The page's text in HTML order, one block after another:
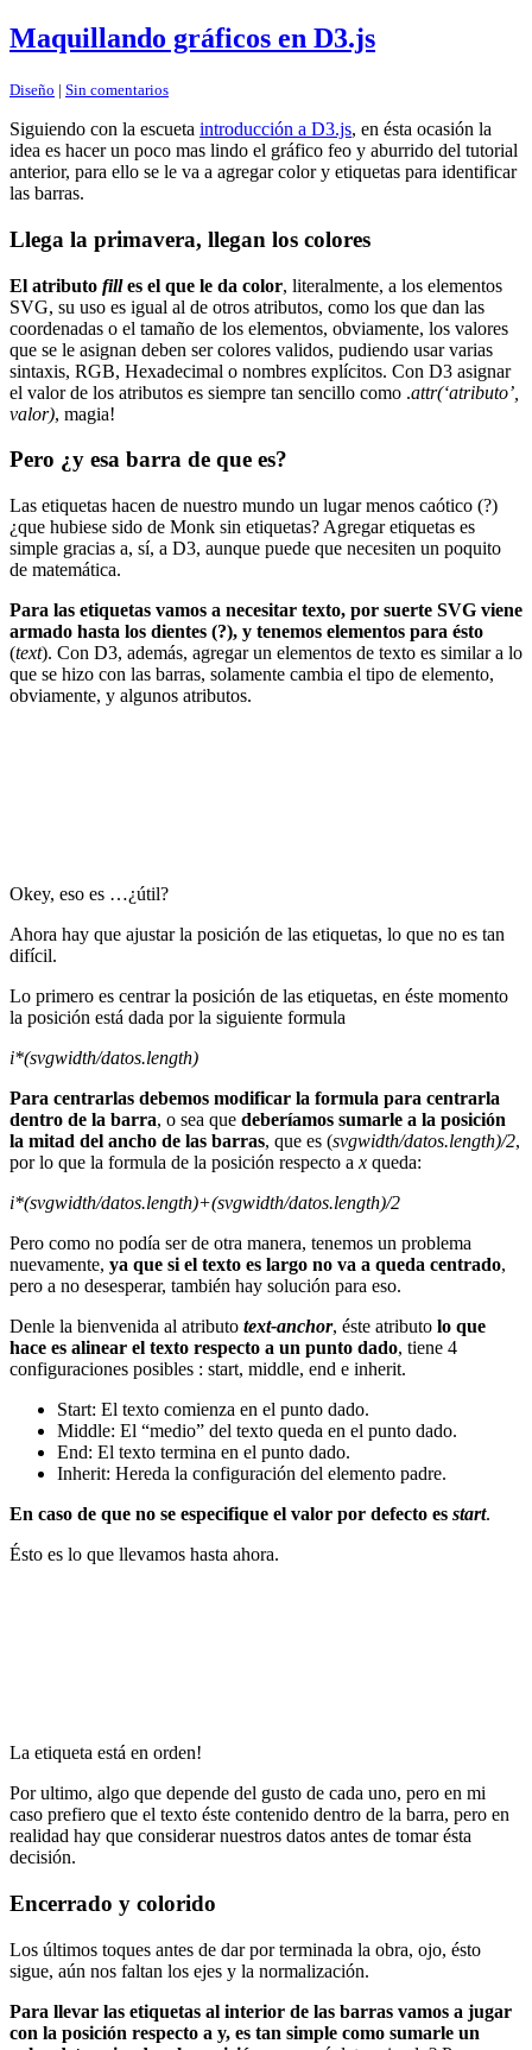
Maquillando gráficos en D3.js
Diseño | Sin comentarios
Siguiendo con la escueta introducción a D3.js, en ésta ocasión la
idea es hacer un poco mas lindo el gráfico feo y aburrido del tutorial
anterior, para ello se le va a agregar color y etiquetas para identificar
las barras.
Llega la primavera, llegan los colores
El atributo filles el que le da color, literalmente, a los elementos
SVG, su uso es igual al de otros atributos, como los que dan las
coordenadas o el tamaño de los elementos, obviamente, los valores
que se le asignan deben ser colores validos, pudiendo usar varias
sintaxis, RGB, Hexadecimal o nombres explícitos. Con D3 asignar
el valor de los atributos es siempre tan sencillo como .attr(‘atributo’,
valor), magia!
Pero ¿y esa barra de que es?
Las etiquetas hacen de nuestro mundo un lugar menos caótico (?)
¿que hubiese sido de Monk sin etiquetas? Agregar etiquetas es
simple gracias a, sí, a D3, aunque puede que necesiten un poquito
de matemática.
Para las etiquetas vamos a necesitar texto, por suerte SVG viene
armado hasta los dientes (?), y tenemos elementos para ésto
(text). Con D3, además, agregar un elementos de texto es similar a lo
que se hizo con las barras, solamente cambia el tipo de elemento,
obviamente, y algunos atributos.
Okey, eso es …¿útil?
Ahora hay que ajustar la posición de las etiquetas, lo que no es tan
difícil.
Lo primero es centrar la posición de las etiquetas, en éste momento
la posición está dada por la siguiente formula
i*(svgwidth/datos.length)
Para centrarlas debemos modificar la formula para centrarla
dentro de la barra, o sea que deberíamos sumarle a la posición
la mitad del ancho de las barras, que es (svgwidth/datos.length)/2,
por lo que la formula de la posición respecto a x queda:
i*(svgwidth/datos.length)+(svgwidth/datos.length)/2
Pero como no podía ser de otra manera, tenemos un problema
nuevamente, ya que si el texto es largo no va a queda centrado,
pero a no desesperar, también hay solución para eso.
Denle la bienvenida al atributo text-anchor, éste atributo lo que
hace es alinear el texto respecto a un punto dado, tiene 4
configuraciones posibles : start, middle, end e inherit.
Start: El texto comienza en el punto dado.
Middle: El “medio” del texto queda en el punto dado.
End: El texto termina en el punto dado.
Inherit: Hereda la configuración del elemento padre.
En caso de que no se especifique el valor por defecto es start.
Ésto es lo que llevamos hasta ahora.
La etiqueta está en orden!
Por ultimo, algo que depende del gusto de cada uno, pero en mi
caso prefiero que el texto éste contenido dentro de la barra, pero en
realidad hay que considerar nuestros datos antes de tomar ésta
decisión.
Encerrado y colorido
Los últimos toques antes de dar por terminada la obra, ojo, ésto
sigue, aún nos faltan los ejes y la normalización.
Para llevar las etiquetas al interior de las barras vamos a jugar
con la posición respecto a y, es tan simple como sumarle un